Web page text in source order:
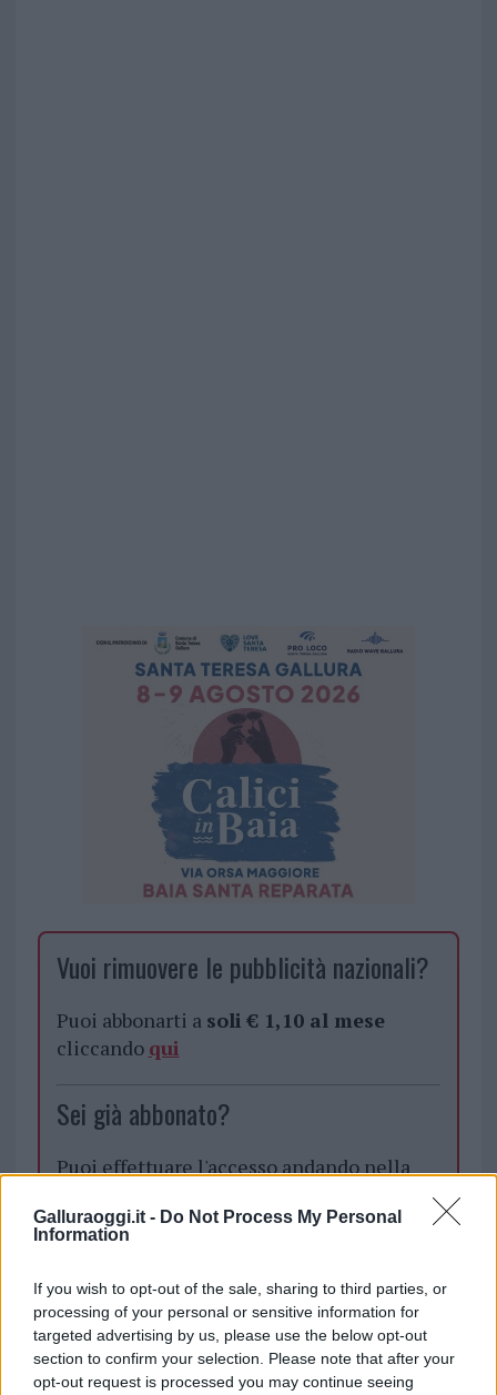
Galluraoggi.it - Do Not Process My Personal
Information
If you wish to opt-out of the sale, sharing to third parties, or
processing of your personal or sensitive information for
targeted advertising by us, please use the below opt-out
section to confirm your selection. Please note that after your
opt-out request is processed you may continue seeing
Vuoi rimuovere le pubblicità nazionali?
Puoi abbonarti a soli € 1,10 al mese
cliccando qui
Sei già abbonato?
Puoi effettuare l'accesso andando nella
cliccandoqui
TEMI: Alpinista Ivan Pirina
Ivan Pirina
Ivan Pirina Arzachena
Notizie Arzachena
Notizie Gallura
Notizie Sardegna